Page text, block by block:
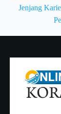
Jenjang